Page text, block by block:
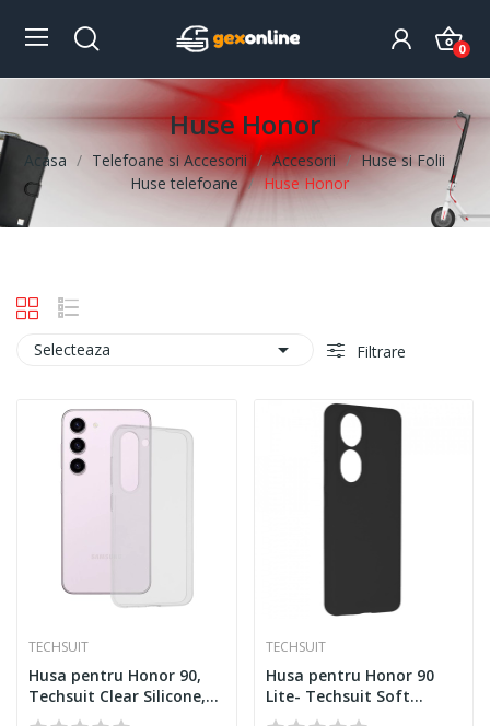
0
Huse Honor
Acasa Telefoane si Accesorii Accesorii
Huse si Folii
Huse telefoane
Huse Honor
Selecteaza  Filtrare
TECHSUIT
Husa pentru Honor 90,
Techsuit Clear Silicone,...
TECHSUIT
Husa pentru Honor 90
Lite- Techsuit Soft
Edge...